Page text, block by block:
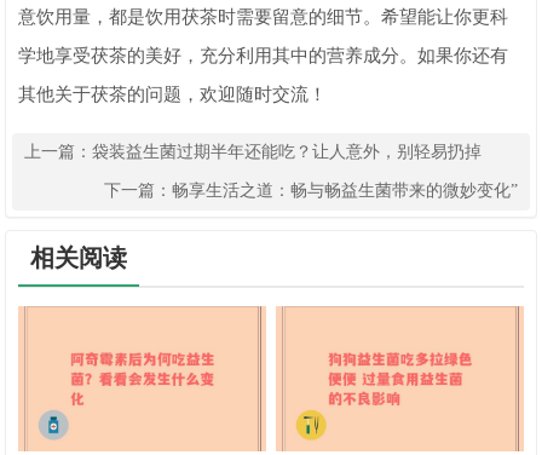
意饮用量，都是饮用茯茶时需要留意的细节。希望能让你更科
学地享受茯茶的美好，充分利用其中的营养成分。如果你还有
其他关于茯茶的问题，欢迎随时交流！
上一篇：袋装益生菌过期半年还能吃？让人意外，别轻易扔掉
下一篇： 畅享生活之道：畅与畅益生菌带来的微妙变化”
相关阅读